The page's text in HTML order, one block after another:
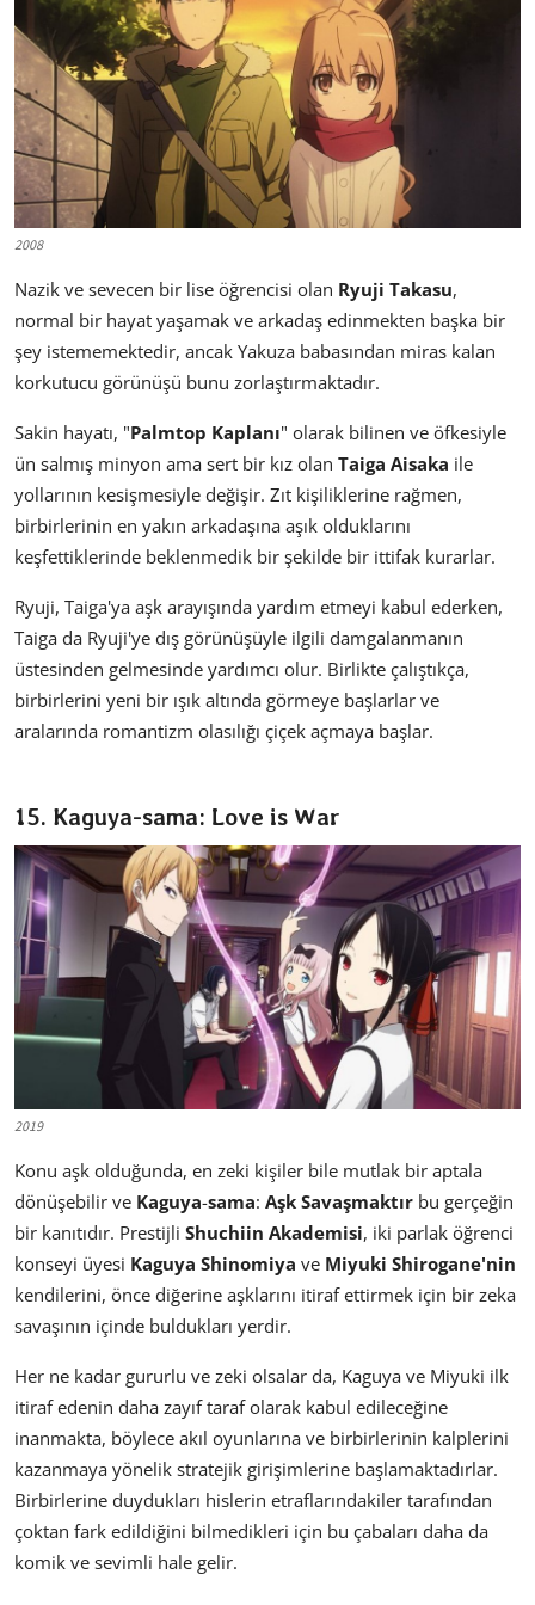
2008
Nazik ve sevecen bir lise öğrencisi olan Ryuji Takasu,
normal bir hayat yaşamak ve arkadaş edinmekten başka bir
şey istememektedir, ancak Yakuza babasından miras kalan
korkutucu görünüşü bunu zorlaştırmaktadır.
Sakin hayatı, "Palmtop Kaplanı" olarak bilinen ve öfkesiyle
ün salmış minyon ama sert bir kız olan Taiga Aisaka ile
yollarının kesişmesiyle değişir. Zıt kişiliklerine rağmen,
birbirlerinin en yakın arkadaşına aşık olduklarını
keşfettiklerinde beklenmedik bir şekilde bir ittifak kurarlar.
Ryuji, Taiga'ya aşk arayışında yardım etmeyi kabul ederken,
Taiga da Ryuji'ye dış görünüşüyle ilgili damgalanmanın
üstesinden gelmesinde yardımcı olur. Birlikte çalıştıkça,
birbirlerini yeni bir ışık altında görmeye başlarlar ve
aralarında romantizm olasılığı çiçek açmaya başlar.
15. Kaguya-sama: Love is War
2019
Konu aşk olduğunda, en zeki kişiler bile mutlak bir aptala
dönüşebilir ve Kaguya-sama: Aşk Savaşmaktır bu gerçeğin
bir kanıtıdır. Prestijli Shuchiin Akademisi, iki parlak öğrenci
konseyi üyesi Kaguya Shinomiya ve Miyuki Shirogane'nin
kendilerini, önce diğerine aşklarını itiraf ettirmek için bir zeka
savaşının içinde buldukları yerdir.
Her ne kadar gururlu ve zeki olsalar da, Kaguya ve Miyuki ilk
itiraf edenin daha zayıf taraf olarak kabul edileceğine
inanmakta, böylece akıl oyunlarına ve birbirlerinin kalplerini
kazanmaya yönelik stratejik girişimlerine başlamaktadırlar.
Birbirlerine duydukları hislerin etraflarındakiler tarafından
çoktan fark edildiğini bilmedikleri için bu çabaları daha da
komik ve sevimli hale gelir.